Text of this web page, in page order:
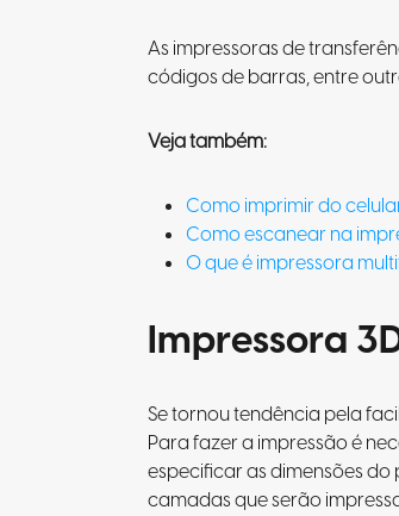
As impressoras de
códigos de barras, entre
Veja também:
Como imprimir do
Como escanear na
O que é impressora
Impressora
Se tornou tendência pela
Para fazer a impressão é
especificar as dimensões do
camadas que serão